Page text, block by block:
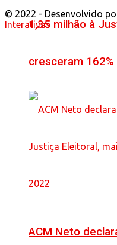
1,35 milhão à
cresceram
ACM Neto
© 2022 - Desenvolvido
Interativas